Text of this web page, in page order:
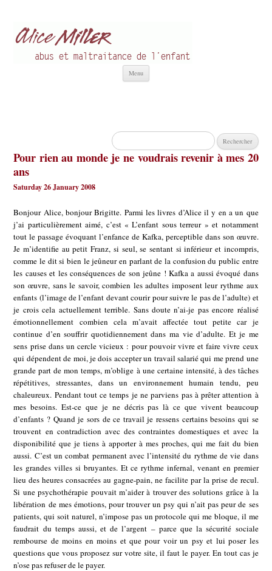
Menu
Rechercher :
Pour rien au monde je ne voudrais revenir à mes 20
ans
Saturday 26 January 2008
Bonjour Alice, bonjour Brigitte. Parmi les livres d’Alice il y en a un que
j’ai particulièrement aimé, c’est « L’enfant sous terreur » et notamment
tout le passage évoquant l’enfance de Kafka, perceptible dans son œuvre.
Je m’identifie au petit Franz, si seul, se sentant si inférieur et incompris,
comme le dit si bien le jeûneur en parlant de la confusion du public entre
les causes et les conséquences de son jeûne ! Kafka a aussi évoqué dans
son œuvre, sans le savoir, combien les adultes imposent leur rythme aux
enfants (l’image de l’enfant devant courir pour suivre le pas de l’adulte) et
je crois cela actuellement terrible. Sans doute n’ai-je pas encore réalisé
émotionnellement combien cela m’avait affectée tout petite car je
continue d’en souffrir quotidiennement dans ma vie d’adulte. Et je me
sens prise dans un cercle vicieux : pour pouvoir vivre et faire vivre ceux
qui dépendent de moi, je dois accepter un travail salarié qui me prend une
grande part de mon temps, m’oblige à une certaine intensité, à des tâches
répétitives, stressantes, dans un environnement humain tendu, peu
chaleureux. Pendant tout ce temps je ne parviens pas à prêter attention à
mes besoins. Est-ce que je ne décris pas là ce que vivent beaucoup
d’enfants ? Quand je sors de ce travail je ressens certains besoins qui se
trouvent en contradiction avec des contraintes domestiques et avec la
disponibilité que je tiens à apporter à mes proches, qui me fait du bien
aussi. C’est un combat permanent avec l’intensité du rythme de vie dans
les grandes villes si bruyantes. Et ce rythme infernal, venant en premier
lieu des heures consacrées au gagne-pain, ne facilite par la prise de recul.
Si une psychothérapie pouvait m’aider à trouver des solutions grâce à la
libération de mes émotions, pour trouver un psy qui n’ait pas peur de ses
patients, qui soit naturel, n’impose pas un protocole qui me bloque, il me
faudrait du temps aussi, et de l’argent – parce que la sécurité sociale
rembourse de moins en moins et que pour voir un psy et lui poser les
questions que vous proposez sur votre site, il faut le payer. En tout cas je
n’ose pas refuser de le payer.